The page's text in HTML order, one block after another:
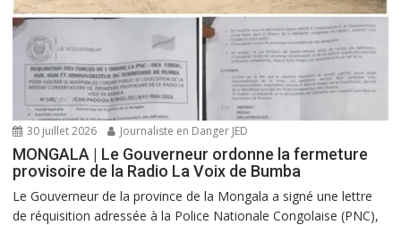
30 juillet 2026 Journaliste en Danger JED
MONGALA | Le Gouverneur ordonne la fermeture
provisoire de la Radio La Voix de Bumba
Le Gouverneur de la province de la Mongala a signé une lettre
de réquisition adressée à la Police Nationale Congolaise (PNC),